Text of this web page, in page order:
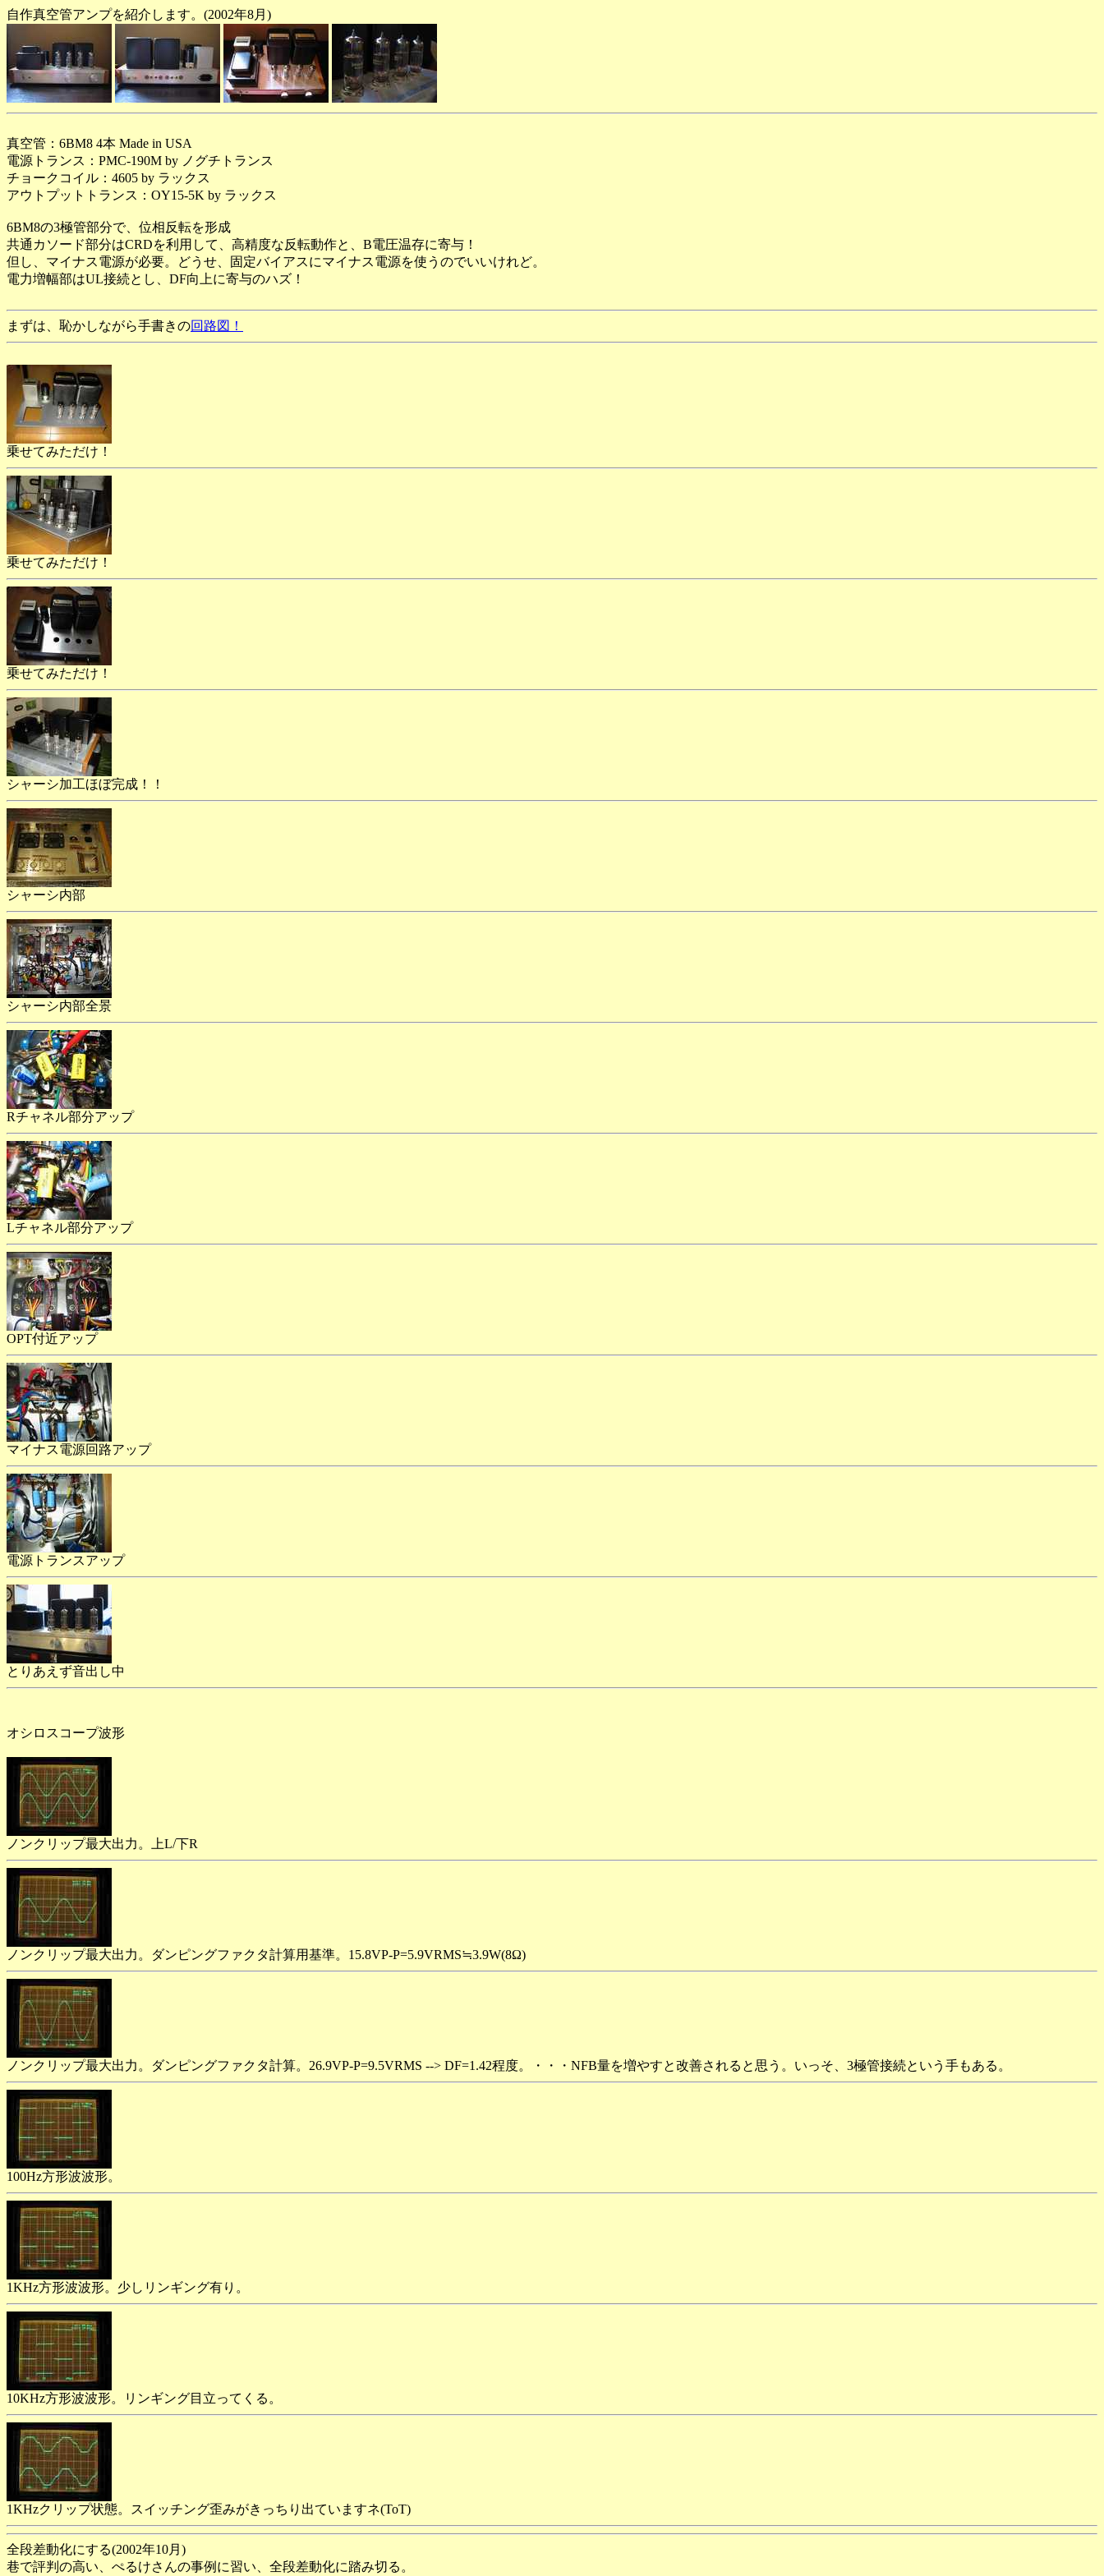
自作真空管アンプを紹介します。(2002年8月)
真空管：6BM8 4本 Made in USA
電源トランス：PMC-190M by ノグチトランス
チョークコイル：4605 by ラックス
アウトプットトランス：OY15-5K by ラックス
6BM8の3極管部分で、位相反転を形成
共通カソード部分はCRDを利用して、高精度な反転動作と、B電圧温存に寄与！
但し、マイナス電源が必要。どうせ、固定バイアスにマイナス電源を使うのでいいけれど。
電力増幅部はUL接続とし、DF向上に寄与のハズ！
まずは、恥かしながら手書きの回路図！
乗せてみただけ！
乗せてみただけ！
乗せてみただけ！
シャーシ加工ほぼ完成！！
シャーシ内部
シャーシ内部全景
Rチャネル部分アップ
Lチャネル部分アップ
OPT付近アップ
マイナス電源回路アップ
電源トランスアップ
とりあえず音出し中
オシロスコープ波形
ノンクリップ最大出力。上L/下R
ノンクリップ最大出力。ダンピングファクタ計算用基準。15.8VP-P=5.9VRMS≒3.9W(8Ω)
ノンクリップ最大出力。ダンピングファクタ計算。26.9VP-P=9.5VRMS --> DF=1.42程度。・・・NFB量を増やすと改善されると思う。いっそ、3極管接続という手もある。
100Hz方形波波形。
1KHz方形波波形。少しリンギング有り。
10KHz方形波波形。リンギング目立ってくる。
1KHzクリップ状態。スイッチング歪みがきっちり出ていますネ(ToT)
全段差動化にする(2002年10月)
巷で評判の高い、ぺるけさんの事例に習い、全段差動化に踏み切る。